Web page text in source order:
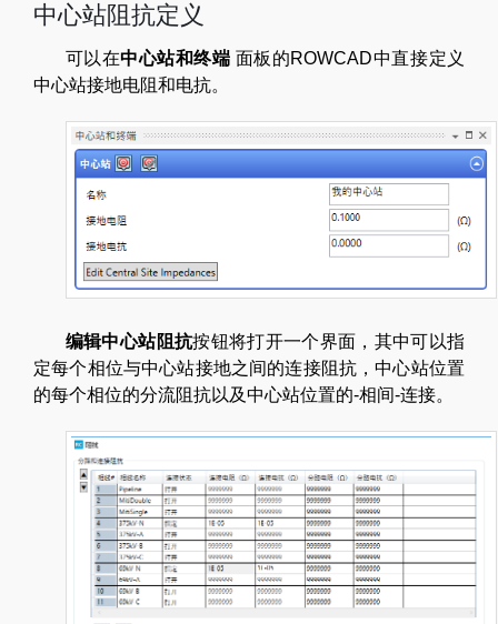
中心站阻抗定义
可以在中心站和终端 面板的ROWCAD中直接定义
中心站接地电阻和电抗。
编辑中心站阻抗按钮将打开一个界面，其中可以指
定每个相位与中心站接地之间的连接阻抗，中心站位置
的每个相位的分流阻抗以及中心站位置的‑相间‑连接。